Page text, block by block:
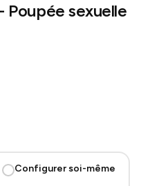
Poupée sexuelle
Configurer soi-même